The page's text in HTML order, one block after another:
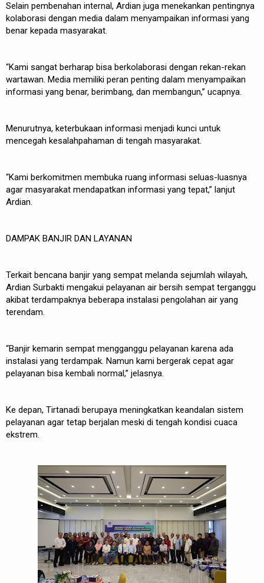
Selain pembenahan internal, Ardian juga menekankan pentingnya
kolaborasi dengan media dalam menyampaikan informasi yang
benar kepada masyarakat.
“Kami sangat berharap bisa berkolaborasi dengan rekan-rekan
wartawan. Media memiliki peran penting dalam menyampaikan
informasi yang benar, berimbang, dan membangun,” ucapnya.
Menurutnya, keterbukaan informasi menjadi kunci untuk
mencegah kesalahpahaman di tengah masyarakat.
“Kami berkomitmen membuka ruang informasi seluas-luasnya
agar masyarakat mendapatkan informasi yang tepat,” lanjut
Ardian.
DAMPAK BANJIR DAN LAYANAN
Terkait bencana banjir yang sempat melanda sejumlah wilayah,
Ardian Surbakti mengakui pelayanan air bersih sempat terganggu
akibat terdampaknya beberapa instalasi pengolahan air yang
terendam.
“Banjir kemarin sempat mengganggu pelayanan karena ada
instalasi yang terdampak. Namun kami bergerak cepat agar
pelayanan bisa kembali normal,” jelasnya.
Ke depan, Tirtanadi berupaya meningkatkan keandalan sistem
pelayanan agar tetap berjalan meski di tengah kondisi cuaca
ekstrem.